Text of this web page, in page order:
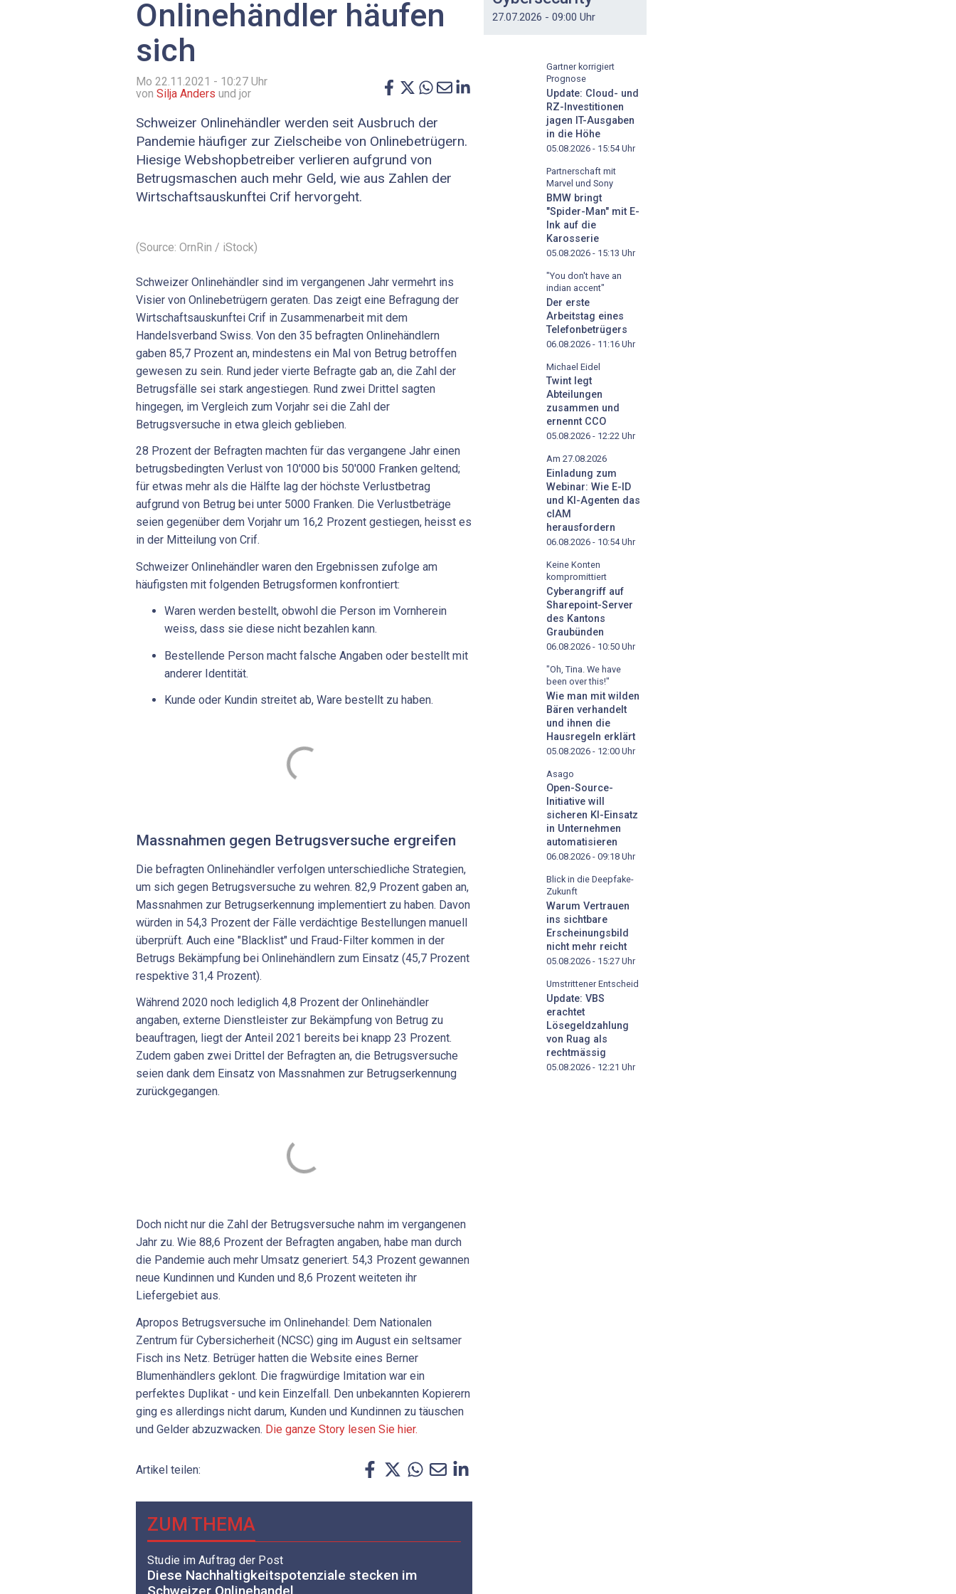
Onlinehändler häufen
sich
Mo 22.11.2021 - 10:27 Uhr
von Silja Anders und jor
Schweizer Onlinehändler werden seit Ausbruch der
Pandemie häufiger zur Zielscheibe von Onlinebetrügern.
Hiesige Webshopbetreiber verlieren aufgrund von
Betrugsmaschen auch mehr Geld, wie aus Zahlen der
Wirtschaftsauskunftei Crif hervorgeht.
(Source: OrnRin / iStock)
Schweizer Onlinehändler sind im vergangenen Jahr vermehrt ins
Visier von Onlinebetrügern geraten. Das zeigt eine Befragung der
Wirtschaftsauskunftei Crif in Zusammenarbeit mit dem
Handelsverband Swiss. Von den 35 befragten Onlinehändlern
gaben 85,7 Prozent an, mindestens ein Mal von Betrug betroffen
gewesen zu sein. Rund jeder vierte Befragte gab an, die Zahl der
Betrugsfälle sei stark angestiegen. Rund zwei Drittel sagten
hingegen, im Vergleich zum Vorjahr sei die Zahl der
Betrugsversuche in etwa gleich geblieben.
28 Prozent der Befragten machten für das vergangene Jahr einen
betrugsbedingten Verlust von 10'000 bis 50'000 Franken geltend;
für etwas mehr als die Hälfte lag der höchste Verlustbetrag
aufgrund von Betrug bei unter 5000 Franken. Die Verlustbeträge
seien gegenüber dem Vorjahr um 16,2 Prozent gestiegen, heisst es
in der Mitteilung von Crif.
Schweizer Onlinehändler waren den Ergebnissen zufolge am
häufigsten mit folgenden Betrugsformen konfrontiert:
Waren werden bestellt, obwohl die Person im Vornherein
weiss, dass sie diese nicht bezahlen kann.
Bestellende Person macht falsche Angaben oder bestellt mit
anderer Identität.
Kunde oder Kundin streitet ab, Ware bestellt zu haben.
Massnahmen gegen Betrugsversuche ergreifen
Die befragten Onlinehändler verfolgen unterschiedliche Strategien,
um sich gegen Betrugsversuche zu wehren. 82,9 Prozent gaben an,
Massnahmen zur Betrugserkennung implementiert zu haben. Davon
würden in 54,3 Prozent der Fälle verdächtige Bestellungen manuell
überprüft. Auch eine "Blacklist" und Fraud-Filter kommen in der
Betrugs Bekämpfung bei Onlinehändlern zum Einsatz (45,7 Prozent
respektive 31,4 Prozent).
Während 2020 noch lediglich 4,8 Prozent der Onlinehändler
angaben, externe Dienstleister zur Bekämpfung von Betrug zu
beauftragen, liegt der Anteil 2021 bereits bei knapp 23 Prozent.
Zudem gaben zwei Drittel der Befragten an, die Betrugsversuche
seien dank dem Einsatz von Massnahmen zur Betrugserkennung
zurückgegangen.
Doch nicht nur die Zahl der Betrugsversuche nahm im vergangenen
Jahr zu. Wie 88,6 Prozent der Befragten angaben, habe man durch
die Pandemie auch mehr Umsatz generiert. 54,3 Prozent gewannen
neue Kundinnen und Kunden und 8,6 Prozent weiteten ihr
Liefergebiet aus.
Apropos Betrugsversuche im Onlinehandel: Dem Nationalen
Zentrum für Cybersicherheit (NCSC) ging im August ein seltsamer
Fisch ins Netz. Betrüger hatten die Website eines Berner
Blumenhändlers geklont. Die fragwürdige Imitation war ein
perfektes Duplikat - und kein Einzelfall. Den unbekannten Kopierern
ging es allerdings nicht darum, Kunden und Kundinnen zu täuschen
und Gelder abzuzwacken. Die ganze Story lesen Sie hier.
Artikel teilen:
ZUM THEMA
Studie im Auftrag der Post
Diese Nachhaltigkeitspotenziale stecken im
27.07.2026 - 09:00 Uhr
Gartner korrigiert
Prognose
Update: Cloud- und
RZ-Investitionen
jagen IT-Ausgaben
in die Höhe
05.08.2026 - 15:54Uhr
Partnerschaft mit
Marvel und Sony
BMW bringt
"Spider-Man" mit E-
Ink auf die
Karosserie
05.08.2026 - 15:13 Uhr
"You don't have an
indian accent"
Der erste
Arbeitstag eines
Telefonbetrügers
06.08.2026 - 11:16 Uhr
Michael Eidel
Twint legt
Abteilungen
zusammen und
ernennt CCO
05.08.2026 - 12:22 Uhr
Am 27.08.2026
Einladung zum
Webinar: Wie E-ID
und KI-Agenten das
cIAM
herausfordern
06.08.2026 - 10:54Uhr
Keine Konten
kompromittiert
Cyberangriff auf
Sharepoint-Server
des Kantons
Graubünden
06.08.2026 - 10:50 Uhr
"Oh, Tina. We have
been over this!"
Wie man mit wilden
Bären verhandelt
und ihnen die
Hausregeln erklärt
05.08.2026 - 12:00 Uhr
Asago
Open-Source-
Initiative will
sicheren KI-Einsatz
in Unternehmen
automatisieren
06.08.2026 - 09:18 Uhr
Blick in die Deepfake-
Zukunft
Warum Vertrauen
ins sichtbare
Erscheinungsbild
nicht mehr reicht
05.08.2026 - 15:27 Uhr
Umstrittener Entscheid
Update: VBS
erachtet
Lösegeldzahlung
von Ruag als
rechtmässig
05.08.2026 - 12:21 Uhr